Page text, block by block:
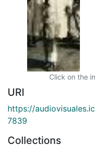
Click on the
URI
https://
7839
Collections